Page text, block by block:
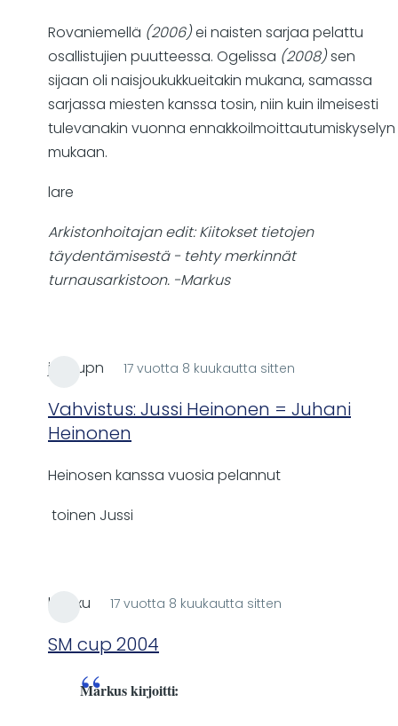
2004,
2006
ja
2008
naisten
Markus
Rovaniemellä (2006)ei naisten sarjaa pelattu
osallistujien puutteessa. Ogelissa (2008)sen
sijaan oli naisjoukukkueitakin mukana, samassa
sarjassa miesten kanssa tosin, niin kuin ilmeisesti
tulevanakin vuonna ennakkoilmoittautumiskyselyn
mukaan.
lare
Arkistonhoitajan edit: Kiitokset tietojen
täydentämisestä - tehty merkinnät
turnausarkistoon. -Markus
jussiupn 17 vuotta 8 kuukautta sitten
reply
Vahvistus: Jussi Heinonen = Juhani
Heinonen
Heinosen kanssa vuosia pelannut
toinen Jussi
honxu 17 vuotta 8 kuukautta sitten
SM cup 2004
Markus kirjoitti: